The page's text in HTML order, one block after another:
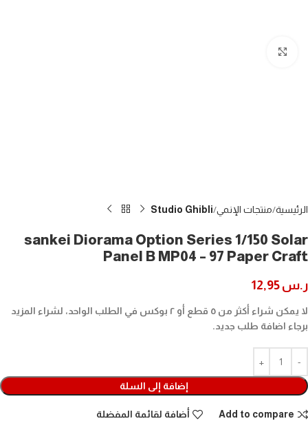
الرئيسية منتجات الإنمي Studio Ghibli
sankei Diorama Option Series 1/150 Solar
Panel B MP04 – 97 Paper Craft
ر.س
لا يمكن شراء أكثر من ٥ قطع أو ٢ بوكس في الطلب الواحد، لشراء المزيد
برجاء اضافة طلب جديد.
إضافة إلى السلة
Add to compare أضافة لقائمة المفضلة